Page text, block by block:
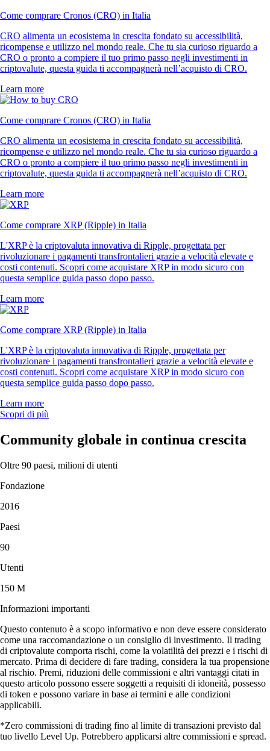
Come comprare Cronos (CRO) in Italia
CRO alimenta un ecosistema in crescita fondato su accessibilità,
ricompense e utilizzo nel mondo reale. Che tu sia curioso riguardo a
CRO o pronto a compiere il tuo primo passo negli investimenti in
criptovalute, questa guida ti accompagnerà nell’acquisto di CRO.
Learn more
Come comprare Cronos (CRO) in Italia
CRO alimenta un ecosistema in crescita fondato su accessibilità,
ricompense e utilizzo nel mondo reale. Che tu sia curioso riguardo a
CRO o pronto a compiere il tuo primo passo negli investimenti in
criptovalute, questa guida ti accompagnerà nell’acquisto di CRO.
Learn more
Come comprare XRP (Ripple) in Italia
L'XRP è la criptovaluta innovativa di Ripple, progettata per
rivoluzionare i pagamenti transfrontalieri grazie a velocità elevate e
costi contenuti. Scopri come acquistare XRP in modo sicuro con
questa semplice guida passo dopo passo.
Learn more
Come comprare XRP (Ripple) in Italia
L'XRP è la criptovaluta innovativa di Ripple, progettata per
rivoluzionare i pagamenti transfrontalieri grazie a velocità elevate e
costi contenuti. Scopri come acquistare XRP in modo sicuro con
questa semplice guida passo dopo passo.
Learn more
Scopri di più
Community globale in continua crescita
Oltre 90 paesi, milioni di utenti
Fondazione
2016
Paesi
90
Utenti
150 M
Informazioni importanti
Questo contenuto è a scopo informativo e non deve essere considerato
come una raccomandazione o un consiglio di investimento. Il trading
di criptovalute comporta rischi, come la volatilità dei prezzi e i rischi di
mercato. Prima di decidere di fare trading, considera la tua propensione
al rischio. Premi, riduzioni delle commissioni e altri vantaggi citati in
questo articolo possono essere soggetti a requisiti di idoneità, possesso
di token e possono variare in base ai termini e alle condizioni
applicabili.
*Zero commissioni di trading fino al limite di transazioni previsto dal
tuo livello Level Up. Potrebbero applicarsi altre commissioni e spread.